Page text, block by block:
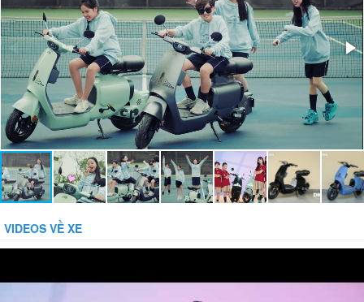
Bánh xe:Không săm
Bảo vệ dòng:
Bảo vệ tụt áp:
Phụ kiện đi kèm:Gương, Sạc, Khóa báo động chống trộm
VIDEOS VỀ XE